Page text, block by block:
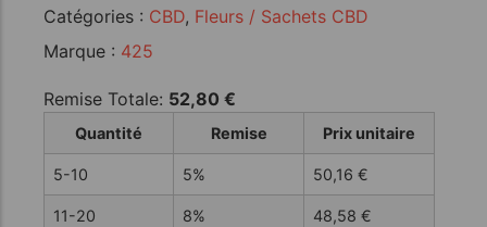
Catégories : CBD, Fleurs / Sachets CBD
Marque : 425
Remise Totale: 52,80 €
Quantité Remise Prix unitaire
5-10 5% 50,16 €
11-20 8% 48,58 €